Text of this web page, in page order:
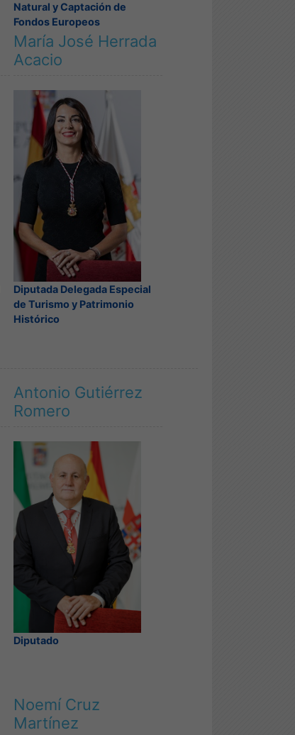
Natural y Captación de
Fondos Europeos
María José Herrada
Acacio
Diputada Delegada Especial
de Turismo y Patrimonio
Histórico
Antonio Gutiérrez
Romero
Diputado
Noemí Cruz
Martínez